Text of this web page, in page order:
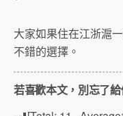
大家如果住在江浙滬
不錯的選擇。
若喜歡本文，別忘了給